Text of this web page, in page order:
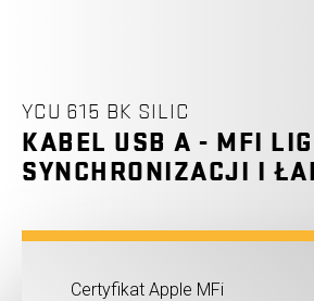
YCU 615 BK SILIC
KABEL USB A - MFI
SYNCHRONIZACJI I
Certyfikat Apple MFi